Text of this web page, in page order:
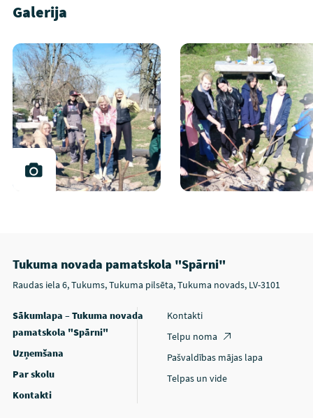
Galerija
Tukuma novada pamatskola "Spārni"
Raudas iela 6, Tukums, Tukuma pilsēta, Tukuma novads, LV-3101
Sākumlapa – Tukuma novada
pamatskola "Spārni"
Uzņemšana
Par skolu
Kontakti
Kontakti
Telpu noma
Pašvaldības mājas lapa
Telpas un vide